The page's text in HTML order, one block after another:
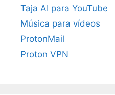
Taja AI para YouTube
Música para vídeos
ProtonMail
Proton VPN